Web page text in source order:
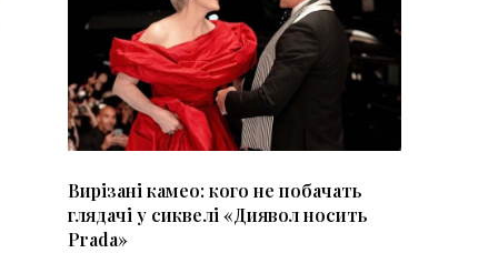
Вирізані камео: кого не побачать
глядачі у сиквелі «Диявол носить
Prada»